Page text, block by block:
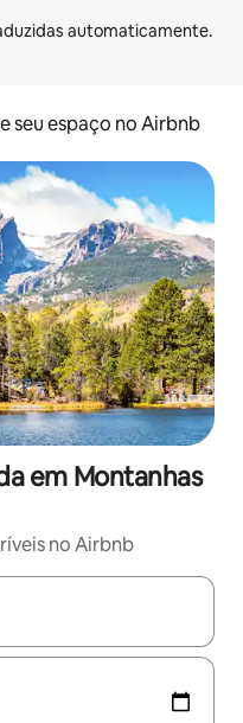
seu espaço no Airbnb
em Montanhas
no Airbnb
disponíveis, explore-os